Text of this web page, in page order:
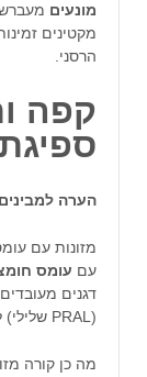
מונעים
מקטינים
הרסני.
קפה
הערה
עם עומס
דגנים
(PRAL שלילי) לא משנים את ה-pH בדם [
מה כן קורה